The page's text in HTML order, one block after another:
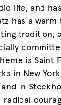
life, and
has a
tradition,
is Saint
in New
in
radical